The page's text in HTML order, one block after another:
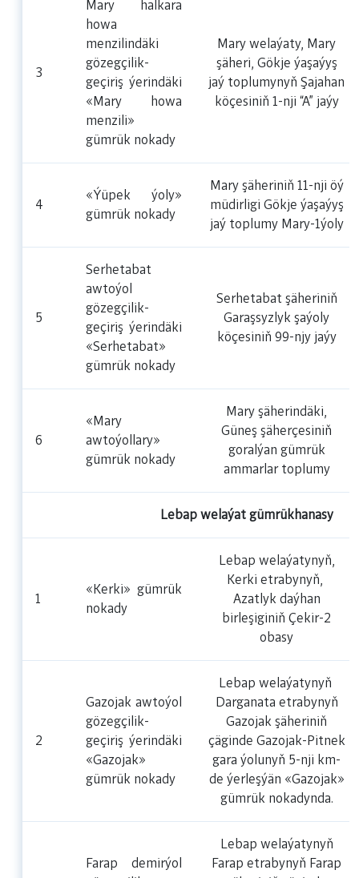
3
Mary halkara
howa
menzilindäki
gözegçilik-
geçiriş ýerindäki
«Mary howa
menzili»
gümrük nokady
Mary welaýaty, Mary
şäheri, Gökje ýaşaýyş
jaý toplumynyň Şajahan
köçesiniň 1-nji “A” jaýy
4
«Ýüpek ýoly»
gümrük nokady
Mary şäheriniň 11-nji öý
müdirligi Gökje ýaşaýyş
jaý toplumy Mary-1ýoly
5
Serhetabat
awtoýol
gözegçilik-
geçiriş ýerindäki
«Serhetabat»
gümrük nokady
Serhetabat şäheriniň
Garaşsyzlyk şaýoly
köçesiniň 99-njy jaýy
6
«Mary
awtoýollary»
gümrük nokady
Mary şäherindäki,
Güneş şäherçesiniň
goralýan gümrük
ammarlar toplumy
Lebap welaýat gümrükhanasy
1
«Kerki» gümrük
nokady
Lebap welaýatynyň,
Kerki etrabynyň,
Azatlyk daýhan
birleşiginiň Çekir-2
obasy
2
Gazojak awtoýol
gözegçilik-
geçiriş ýerindäki
«Gazojak»
gümrük nokady
Lebap welaýatynyň
Darganata etrabynyň
Gazojak şäheriniň
çäginde Gazojak-Pitnek
gara ýolunyň 5-nji km-
de ýerleşýän «Gazojak»
gümrük nokadynda.
Farap demirýol
Lebap welaýatynyň
Farap etrabynyň Farap